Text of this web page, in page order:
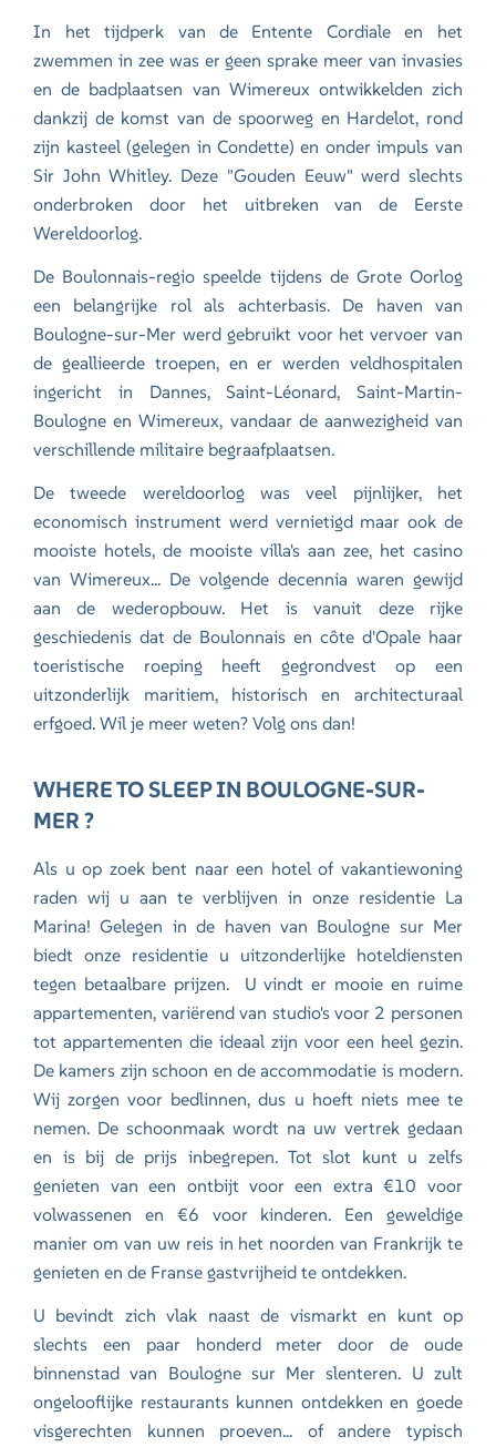
In het tijdperk van de Entente Cordiale en het
zwemmen in zee was er geen sprake meer van invasies
en de badplaatsen van Wimereux ontwikkelden zich
dankzij de komst van de spoorweg en Hardelot, rond
zijn kasteel (gelegen in Condette) en onder impuls van
Sir John Whitley. Deze "Gouden Eeuw" werd slechts
onderbroken door het uitbreken van de Eerste
Wereldoorlog.
De Boulonnais-regio speelde tijdens de Grote Oorlog
een belangrijke rol als achterbasis. De haven van
Boulogne-sur-Mer werd gebruikt voor het vervoer van
de geallieerde troepen, en er werden veldhospitalen
ingericht in Dannes, Saint-Léonard, Saint-Martin-
Boulogne en Wimereux, vandaar de aanwezigheid van
verschillende militaire begraafplaatsen.
De tweede wereldoorlog was veel pijnlijker, het
economisch instrument werd vernietigd maar ook de
mooiste hotels, de mooiste villa's aan zee, het casino
van Wimereux... De volgende decennia waren gewijd
aan de wederopbouw. Het is vanuit deze rijke
geschiedenis dat de Boulonnais en côte d'Opale haar
toeristische roeping heeft gegrondvest op een
uitzonderlijk maritiem, historisch en architecturaal
erfgoed. Wil je meer weten? Volg ons dan!
WHERE TO SLEEP IN BOULOGNE-SUR-
MER ?
Als u op zoek bent naar een hotel of vakantiewoning
raden wij u aan te verblijven in onze residentie La
Marina! Gelegen in de haven van Boulogne sur Mer
biedt onze residentie u uitzonderlijke hoteldiensten
tegen betaalbare prijzen. U vindt er mooie en ruime
appartementen, variërend van studio's voor 2 personen
tot appartementen die ideaal zijn voor een heel gezin.
De kamers zijn schoon en de accommodatie is modern.
Wij zorgen voor bedlinnen, dus u hoeft niets mee te
nemen. De schoonmaak wordt na uw vertrek gedaan
en is bij de prijs inbegrepen. Tot slot kunt u zelfs
genieten van een ontbijt voor een extra €10 voor
volwassenen en €6 voor kinderen. Een geweldige
manier om van uw reis in het noorden van Frankrijk te
genieten en de Franse gastvrijheid te ontdekken.
U bevindt zich vlak naast de vismarkt en kunt op
slechts een paar honderd meter door de oude
binnenstad van Boulogne sur Mer slenteren. U zult
ongelooflijke restaurants kunnen ontdekken en goede
visgerechten kunnen proeven... of andere typisch